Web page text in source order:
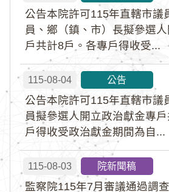
公告本院許可115年直轄市議
員、鄉（鎮、市）長擬參選
戶共計8戶。各專戶得收受...
115-08-04 公告
公告本院許可115年直轄市議
員擬參選人開立政治獻金專
戶得收受政治獻金期間為自...
115-08-03 院新聞稿
監察院115年7月審議通過調